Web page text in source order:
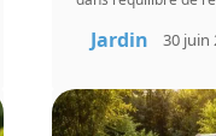
Jardin 30 juin